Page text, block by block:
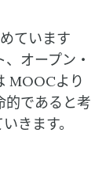
ています
オープン・
MOOCより
的であると考
きます。